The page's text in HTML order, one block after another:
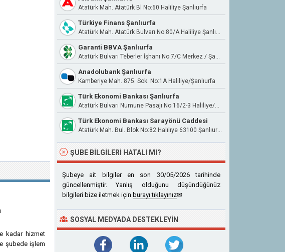
kadar hizmet
şubede işlem
Atatürk Mah. Atatürk Bl No:60 Haliliye Şanlıurfa
Türkiye Finans Şanlıurfa
Atatürk Mah. Atatürk Bulvarı No:80/A Haliliye Şanlıurfa
Garanti BBVA Şanlıurfa
Atatürk Bulvarı Teberler İşhanı No:7/C Merkez / Şanlıurfa
Anadolubank Şanlıurfa
Kamberiye Mah. 875. Sok. No:1A Haliliye/Şanlıurfa
Türk Ekonomi Bankası Şanlıurfa
Atatürk Bulvarı Numune Pasajı No:16/2-3 Haliliye/Şanlıurfa
Türk Ekonomi Bankası Sarayönü Caddesi
Atatürk Mah. Bul. Blok No:82 Halılıye 63100 Şanlıurfa Eyyübiye/Şanlıurfa
ŞUBE BILGILERI HATALI MI?
Şubeye ait bilgiler en son 30/05/2026 tarihinde
güncellenmiştir. Yanlış olduğunu düşündüğünüz
bilgileri bize iletmek için burayı tıklayınız✉
SOSYAL MEDYADA DESTEKLEYIN